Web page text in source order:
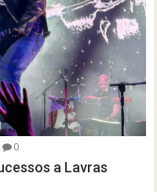
0
a Lavras